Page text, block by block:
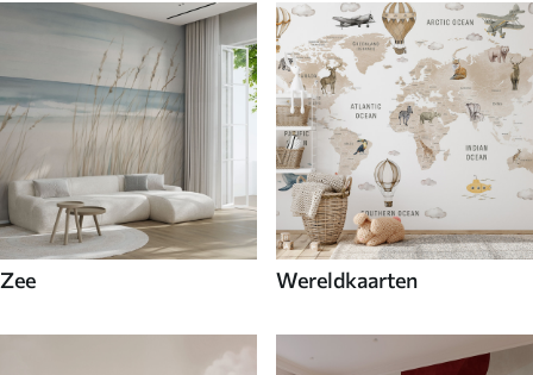
Zee Wereldkaarten